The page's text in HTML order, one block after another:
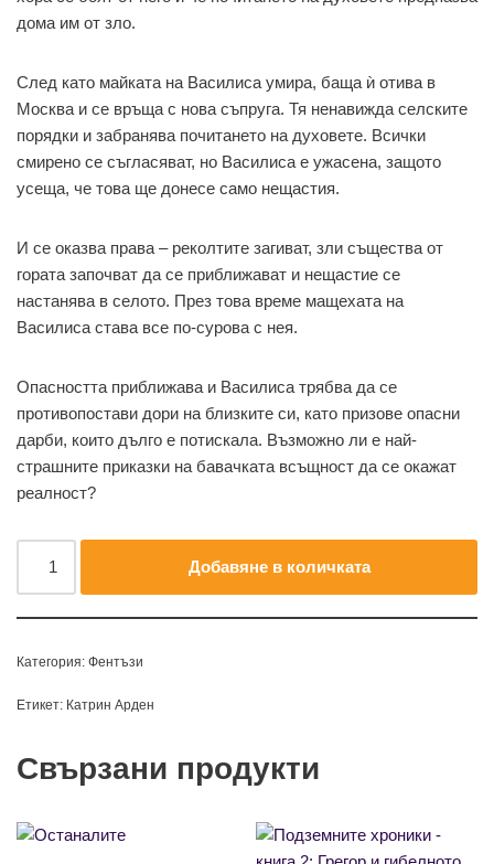
дома им от зло.
След като майката на Василиса умира, баща ѝ отива в
Москва и се връща с нова съпруга. Тя ненавижда селските
порядки и забранява почитането на духовете. Всички
смирено се съгласяват, но Василиса е ужасена, защото
усеща, че това ще донесе само нещастия.
И се оказва права – реколтите загиват, зли същества от
гората започват да се приближават и нещастие се
настанява в селото. През това време мащехата на
Василиса става все по-сурова с нея.
Опасността приближава и Василиса трябва да се
противопостави дори на близките си, като призове опасни
дарби, които дълго е потискала. Възможно ли е най-
страшните приказки на бавачката всъщност да се окажат
реалност?
Добавяне в количката
Категория: Фентъзи
Етикет: Катрин Арден
Свързани продукти